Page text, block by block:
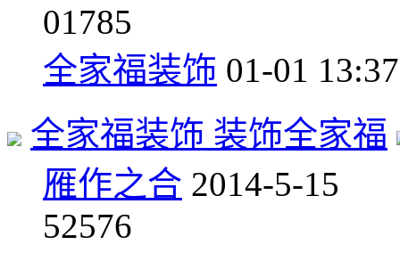
01785
全家福装饰 01-01 13:37
全家福装饰 装饰全家福
雁作之合 2014-5-15
52576